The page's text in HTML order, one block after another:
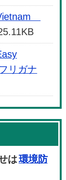
リガナ
は環境防